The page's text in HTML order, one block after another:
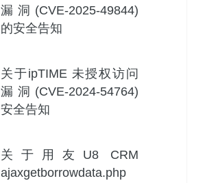
漏洞(CVE-2025-49844)
的安全告知
关于ipTIME 未授权访问
漏洞(CVE-2024-54764)
安全告知
关于用友U8 CRM
ajaxgetborrowdata.php